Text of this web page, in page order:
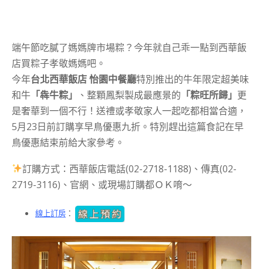
端午節吃膩了媽媽牌市場粽？今年就自己乖一點到西華飯
店買粽子孝敬媽媽吧。
今年台北西華飯店 怡園中餐廳特別推出的牛年限定超美味
和牛 「犇牛粽」 、整顆鳳梨製成最應景的 「粽旺所歸」 更
是奢華到一個不行！送禮或孝敬家人一起吃都相當合適，
5月23日前訂購享早鳥優惠九折。特別趕出這篇食記在早
鳥優惠結束前給大家參考。
訂購方式：西華飯店電話(02-2718-1188)、傳真(02-
2719-3116)、官網、或現場訂購都ＯＫ唷～
線上訂房 ：